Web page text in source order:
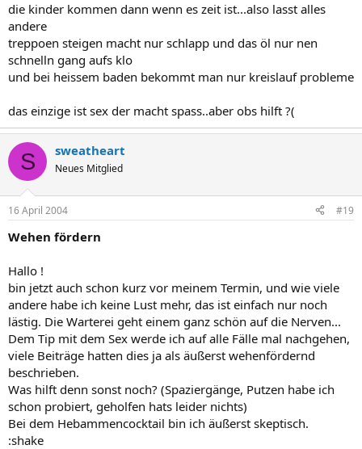
die kinder kommen dann wenn es zeit ist...also lasst alles
andere
treppoen steigen macht nur schlapp und das öl nur nen
schnelln gang aufs klo
und bei heissem baden bekommt man nur kreislauf probleme
das einzige ist sex der macht spass..aber obs hilft ?(
S sweatheart
Neues Mitglied
16 April 2004 #19
Wehen fördern
Hallo !
bin jetzt auch schon kurz vor meinem Termin, und wie viele
andere habe ich keine Lust mehr, das ist einfach nur noch
lästig. Die Warterei geht einem ganz schön auf die Nerven...
Dem Tip mit dem Sex werde ich auf alle Fälle mal nachgehen,
viele Beiträge hatten dies ja als äußerst wehenfördernd
beschrieben.
Was hilft denn sonst noch? (Spaziergänge, Putzen habe ich
schon probiert, geholfen hats leider nichts)
Bei dem Hebammencocktail bin ich äußerst skeptisch.
:shake